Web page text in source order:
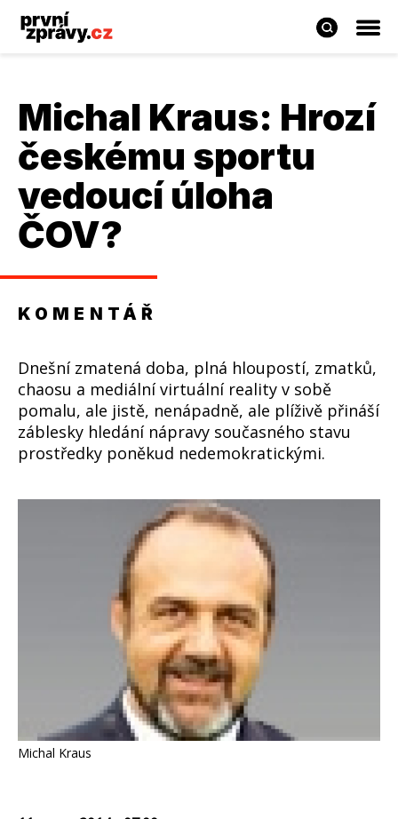
Michal Kraus: Hrozí
českému sportu
vedoucí úloha
ČOV?
KOMENTÁŘ
Dnešní zmatená doba, plná hloupostí, zmatků,
chaosu a mediální virtuální reality v sobě
pomalu, ale jistě, nenápadně, ale plíživě přináší
záblesky hledání nápravy současného stavu
prostředky poněkud nedemokratickými.
Michal Kraus